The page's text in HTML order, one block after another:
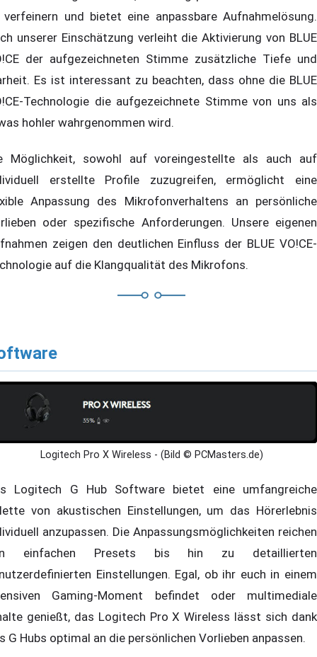
verfeinern und bietet eine anpassbare Aufnahmelösung.
unserer Einschätzung verleiht die Aktivierung von BLUE
der aufgezeichneten Stimme zusätzliche Tiefe und
Es ist interessant zu beachten, dass ohne die BLUE
Technologie die aufgezeichnete Stimme von uns als
hohler wahrgenommen wird.
Möglichkeit, sowohl auf voreingestellte als auch auf
erstellte Profile zuzugreifen, ermöglicht eine
Anpassung des Mikrofonverhaltens an persönliche
oder spezifische Anforderungen. Unsere eigenen
zeigen den deutlichen Einfluss der BLUE VO!CE-
auf die Klangqualität des Mikrofons.
Logitech Pro X Wireless - (Bild © PCMasters.de)
Logitech G Hub Software bietet eine umfangreiche
von akustischen Einstellungen, um das Hörerlebnis
anzupassen. Die Anpassungsmöglichkeiten reichen
einfachen Presets bis hin zu detaillierten
Einstellungen. Egal, ob ihr euch in einem
Gaming-Moment befindet oder multimediale
genießt, das Logitech Pro X Wireless lässt sich dank
G Hubs optimal an die persönlichen Vorlieben anpassen.